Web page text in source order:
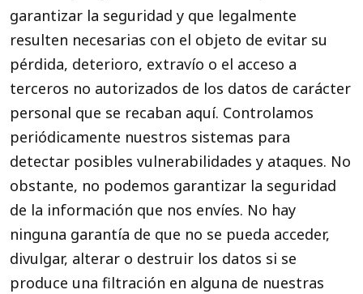
garantizar la seguridad y que legalmente
resulten necesarias con el objeto de evitar su
pérdida, deterioro, extravío o el acceso a
terceros no autorizados de los datos de carácter
personal que se recaban aquí. Controlamos
periódicamente nuestros sistemas para
detectar posibles vulnerabilidades y ataques. No
obstante, no podemos garantizar la seguridad
de la información que nos envíes. No hay
ninguna garantía de que no se pueda acceder,
divulgar, alterar o destruir los datos si se
produce una filtración en alguna de nuestras